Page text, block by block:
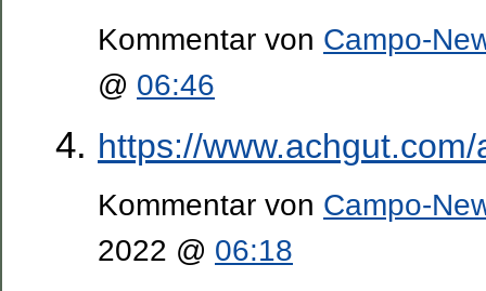
Kommentar von Campo-
@ 06:46
https://
Kommentar von Campo-
2022 @ 06:18